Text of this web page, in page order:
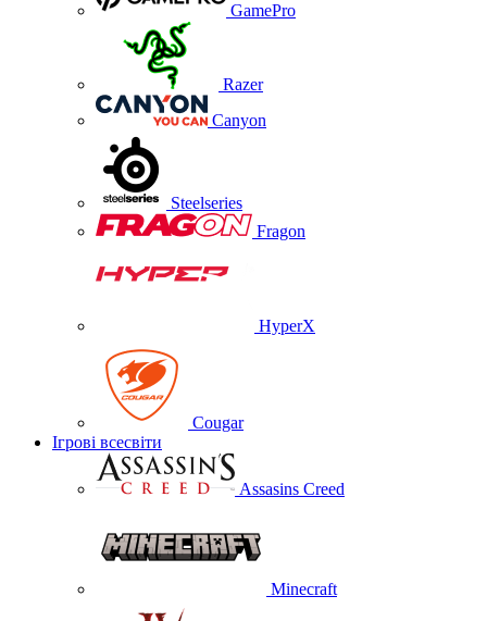
GamePro
Razer
Canyon
Steelseries
Fragon
HyperX
Cougar
Ігрові всесвіти
Assasins Creed
Minecraft